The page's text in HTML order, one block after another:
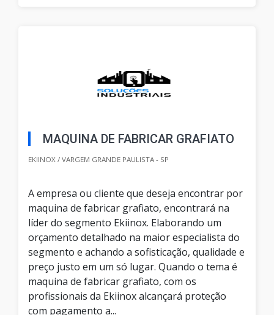
MAQUINA DE FABRICAR GRAFIATO
EKIINOX / VARGEM GRANDE PAULISTA - SP
A empresa ou cliente que deseja encontrar por
maquina de fabricar grafiato, encontrará na
líder do segmento Ekiinox. Elaborando um
orçamento detalhado na maior especialista do
segmento e achando a sofisticação, qualidade e
preço justo em um só lugar. Quando o tema é
maquina de fabricar grafiato, com os
profissionais da Ekiinox alcançará proteção
com pagamento a...